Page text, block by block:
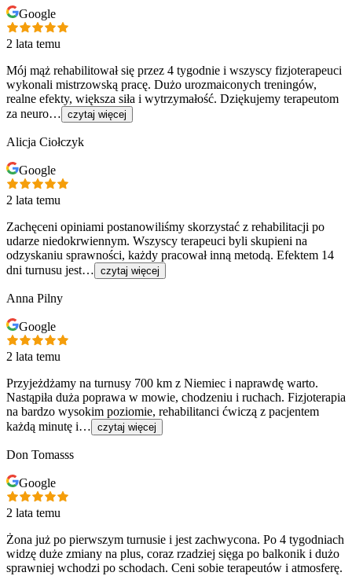
Google
2 lata temu
Mój mąż rehabilitował się przez 4 tygodnie i wszyscy fizjoterapeuci
wykonali mistrzowską pracę. Dużo urozmaiconych treningów,
realne efekty, większa siła i wytrzymałość. Dziękujemy terapeutom
za neuro… czytaj więcej
Alicja Ciołczyk
Google
2 lata temu
Zachęceni opiniami postanowiliśmy skorzystać z rehabilitacji po
udarze niedokrwiennym. Wszyscy terapeuci byli skupieni na
odzyskaniu sprawności, każdy pracował inną metodą. Efektem 14
dni turnusu jest… czytaj więcej
Anna Pilny
Google
2 lata temu
Przyjeżdżamy na turnusy 700 km z Niemiec i naprawdę warto.
Nastąpiła duża poprawa w mowie, chodzeniu i ruchach. Fizjoterapia
na bardzo wysokim poziomie, rehabilitanci ćwiczą z pacjentem
każdą minutę i… czytaj więcej
Don Tomasss
Google
2 lata temu
Żona już po pierwszym turnusie i jest zachwycona. Po 4 tygodniach
widzę duże zmiany na plus, coraz rzadziej sięga po balkonik i dużo
sprawniej wchodzi po schodach. Ceni sobie terapeutów i atmosferę.